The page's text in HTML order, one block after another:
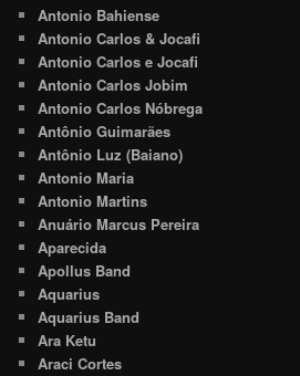
Antonio Bahiense
Antonio Carlos & Jocafi
Antonio Carlos e Jocafi
Antonio Carlos Jobim
Antonio Carlos Nóbrega
Antônio Guimarães
Antônio Luz (Baiano)
Antonio Maria
Antonio Martins
Anuário Marcus Pereira
Aparecida
Apollus Band
Aquarius
Aquarius Band
Ara Ketu
Araci Cortes